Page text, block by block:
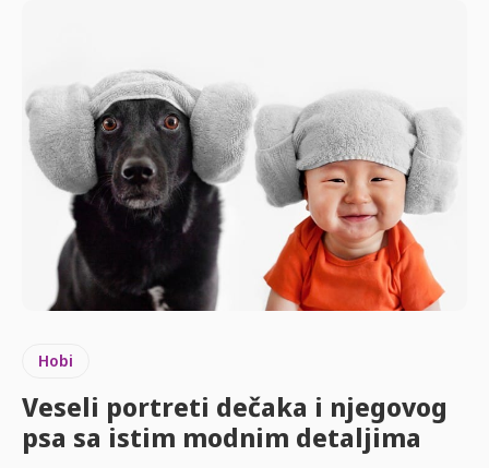
Hobi
Veseli portreti dečaka i njegovog
psa sa istim modnim detaljima